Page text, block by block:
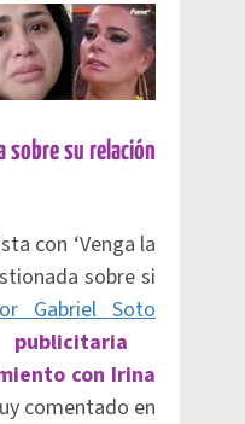
sobre su relación
con ‘Venga la
sobre si
Gabriel Soto
con Irina
comentado en